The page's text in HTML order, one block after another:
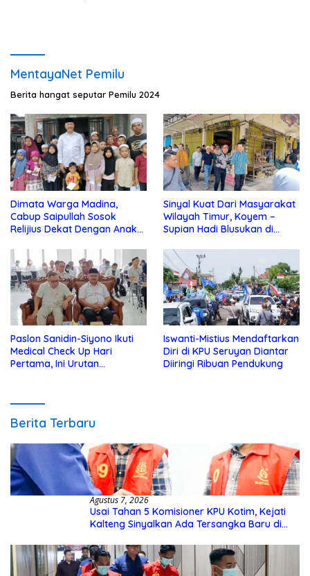
MentayaNet Pemilu
Berita hangat seputar Pemilu 2024
Dimata Warga Madina,
Cabup Saipullah Sosok
Relijius Dekat Dengan Anak
Sinyal Kuat Dari Masyarakat
Wilayah Timur, Koyem –
Supian Hadi Blusukan di
Paslon Sanidin-Siyono Ikuti
Medical Check Up Hari
Pertama, Ini Urutan
Iswanti-Mistius Mendaftarkan
Diri di KPU Seruyan Diantar
Diiringi Ribuan Pendukung
Berita Terbaru
Agustus 7, 2026
Usai Tahan 5 Komisioner KPU Kotim, Kejati
Kalteng Sinyalkan Ada Tersangka Baru di